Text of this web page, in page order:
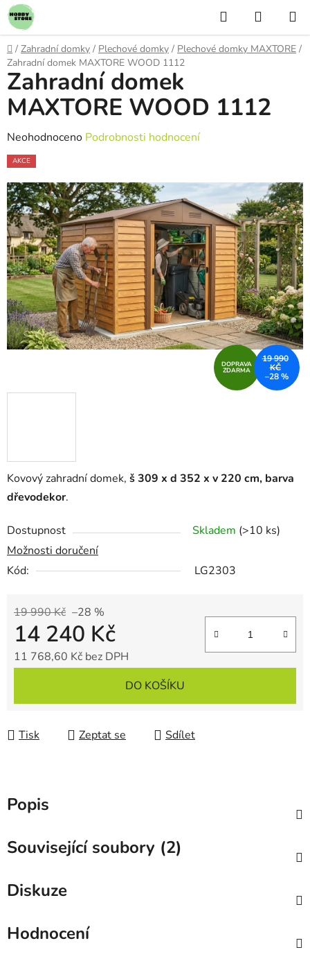
Přejít
na
obsah
Hledat
KOŠÍK
Domů
/ Zahradní domky / Plechové domky / Plechové domky MAXTORE /
Zahradní domek MAXTORE WOOD 1112
Kovový zahradní domek, š 309 x d 352 x v 220 cm, barva
dřevodekor.
Dostupnost Skladem (>10 ks)
Možnosti doručení
Kód:
LG2303
19 990 Kč –28 %
14 240 Kč
11 768,60 Kč bez DPH
DO KOŠÍKU
Tisk Zeptat se Sdílet
Zahradní domek
MAXTORE WOOD 1112
Průměrné
hodnocení
je
0,0
z
5
hvězdiček.
Neohodnoceno Podrobnosti hodnocení
AKCE
DOPRAVA
ZDARMA
19 990
KČ
–28 %
Popis
Související soubory (2)
Diskuze
Hodnocení